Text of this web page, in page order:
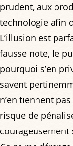
prudent, aux
technologie afin
L’illusion est
fausse note, le
pourquoi s’en
savent
n’en tiennent
risque de
courageusement